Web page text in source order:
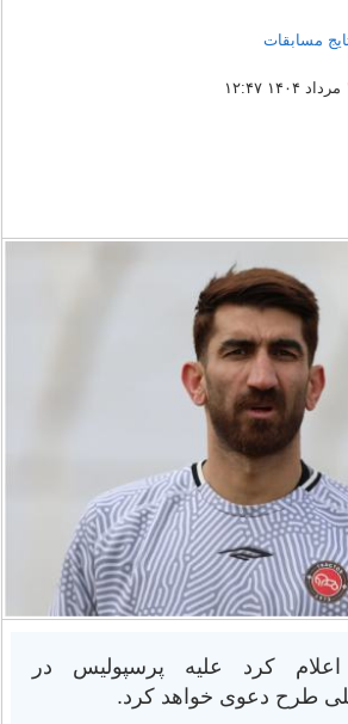
مسابقات
اعلام کرد علیه پرسپولیس در
طرح دعوی خواهد کرد.